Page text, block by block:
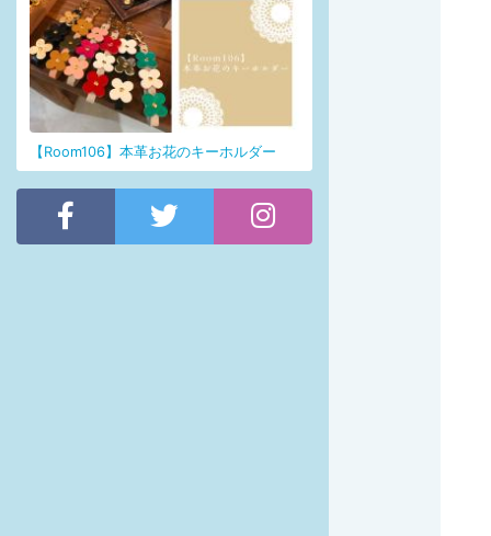
【Room106】本革お花のキーホルダー